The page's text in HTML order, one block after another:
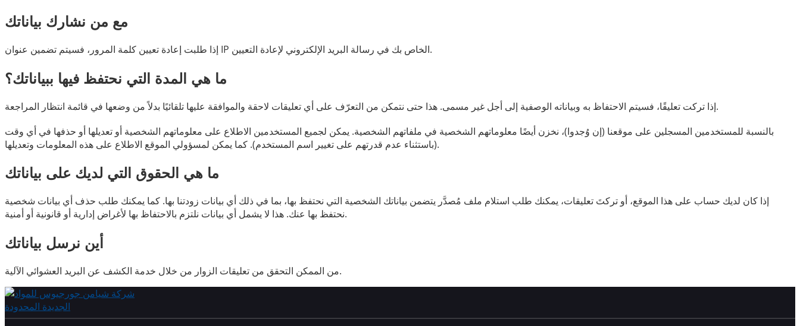
مع من نشارك بياناتك
إذا طلبت إعادة تعيين كلمة المرور، فسيتم تضمين عنوان IP الخاص بك في رسالة البريد الإلكتروني لإعادة التعيين.
ما هي المدة التي نحتفظ فيها ببياناتك؟
إذا تركت تعليقًا، فسيتم الاحتفاظ به وبياناته الوصفية إلى أجل غير مسمى. هذا حتى نتمكن من التعرّف على أي تعليقات لاحقة والموافقة عليها تلقائيًا بدلاً من وضعها في قائمة انتظار المراجعة.
بالنسبة للمستخدمين المسجلين على موقعنا (إن وُجدوا)، نخزن أيضًا معلوماتهم الشخصية في ملفاتهم الشخصية. يمكن لجميع المستخدمين الاطلاع على معلوماتهم الشخصية أو تعديلها أو حذفها في أي وقت
(باستثناء عدم قدرتهم على تغيير اسم المستخدم). كما يمكن لمسؤولي الموقع الاطلاع على هذه المعلومات وتعديلها.
ما هي الحقوق التي لديك على بياناتك
إذا كان لديك حساب على هذا الموقع، أو تركتَ تعليقات، يمكنك طلب استلام ملف مُصدَّر يتضمن بياناتك الشخصية التي نحتفظ بها، بما في ذلك أي بيانات زودتنا بها. كما يمكنك طلب حذف أي بيانات شخصية
نحتفظ بها عنك. هذا لا يشمل أي بيانات نلتزم بالاحتفاظ بها لأغراض إدارية أو قانونية أو أمنية.
أين نرسل بياناتك
من الممكن التحقق من تعليقات الزوار من خلال خدمة الكشف عن البريد العشوائي الآلية.